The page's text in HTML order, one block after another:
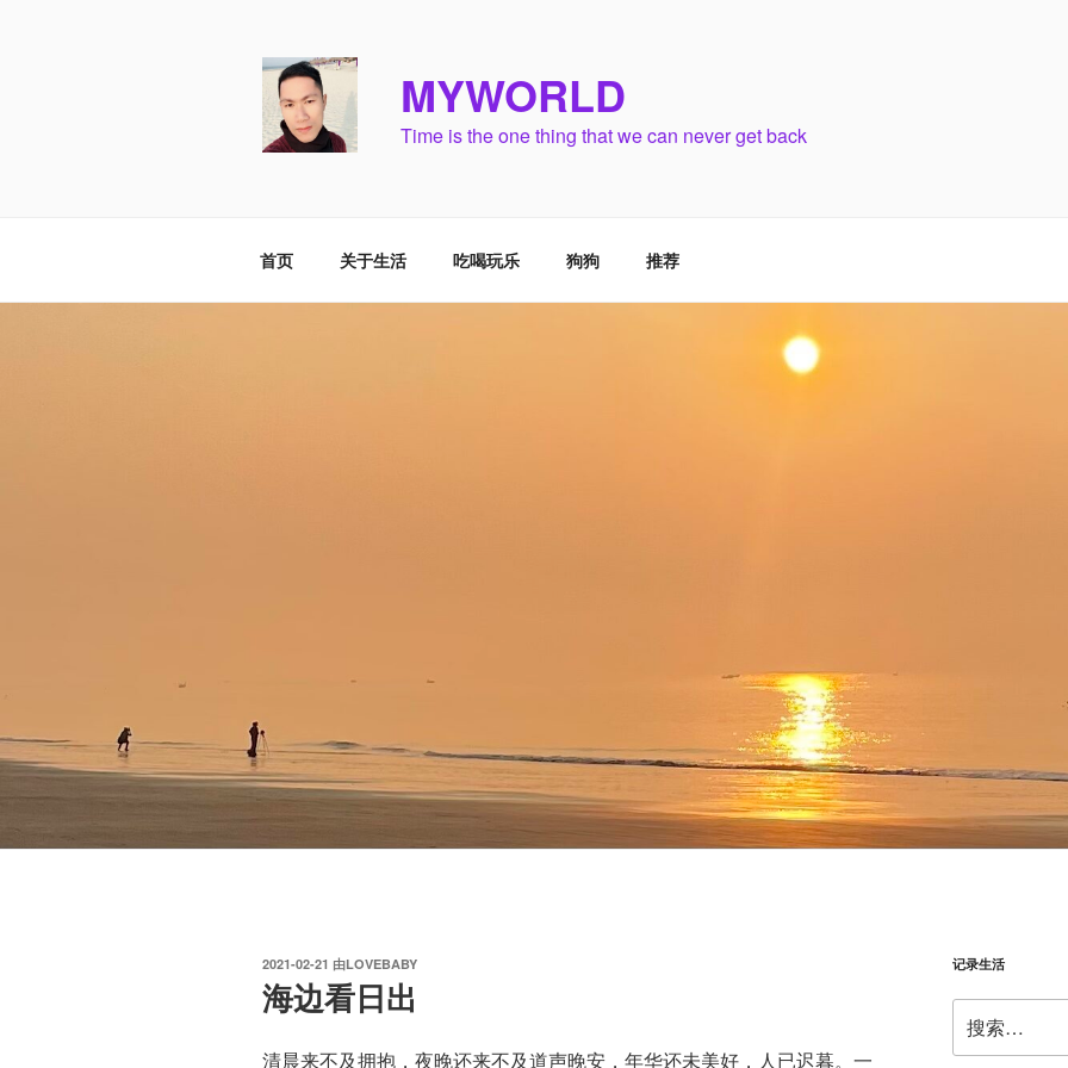
MYWORLD
Time is the one thing that we can never get back
首页 关于生活 吃喝玩乐 狗狗 推荐
发
布
于
2021-02-21 由LOVEBABY
海边看日出
清晨来不及拥抱，夜晚还来不及道声晚安，年华还未美好，人已迟暮。一
记录生活
索：